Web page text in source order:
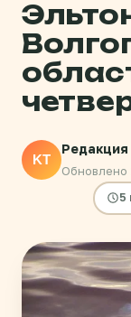
KT
Обновлено
5